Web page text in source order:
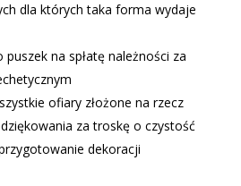
dla których taka forma wydaje
na spłatę należności za
ofiary złożone na rzecz
za troskę o czystość
dekoracji